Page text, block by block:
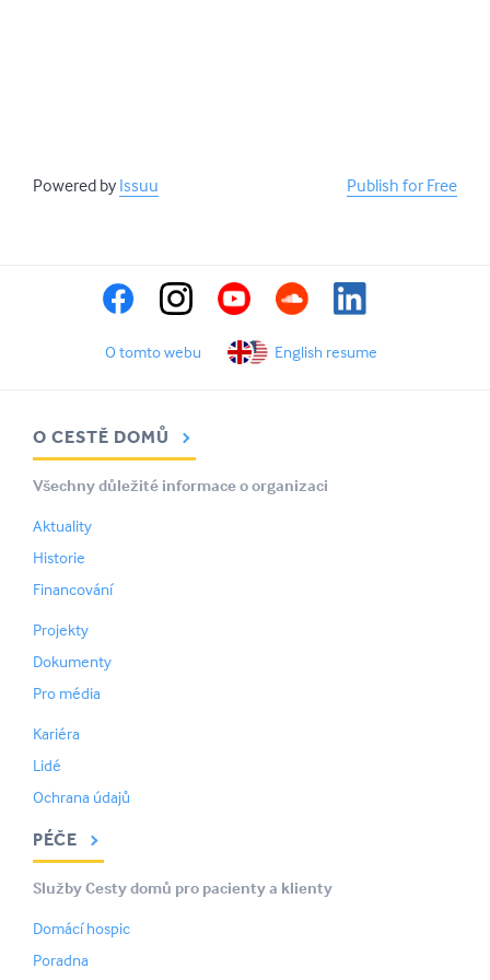
Powered by Issuu Publish for Free
O tomto webu English resume
O CESTĚ DOMŮ
Všechny důležité informace o organizaci
Aktuality
Historie
Financování
Projekty
Dokumenty
Pro média
Kariéra
Lidé
Ochrana údajů
PÉČE
Služby Cesty domů pro pacienty a klienty
Domácí hospic
Poradna